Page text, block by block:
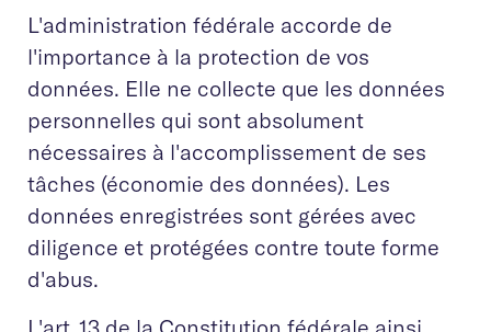
L'administration fédérale accorde de
l'importance à la protection de vos
données. Elle ne collecte que les données
personnelles qui sont absolument
nécessaires à l'accomplissement de ses
tâches (économie des données). Les
données enregistrées sont gérées avec
diligence et protégées contre toute forme
d'abus.
L'art. 13 de la Constitution fédérale ainsi